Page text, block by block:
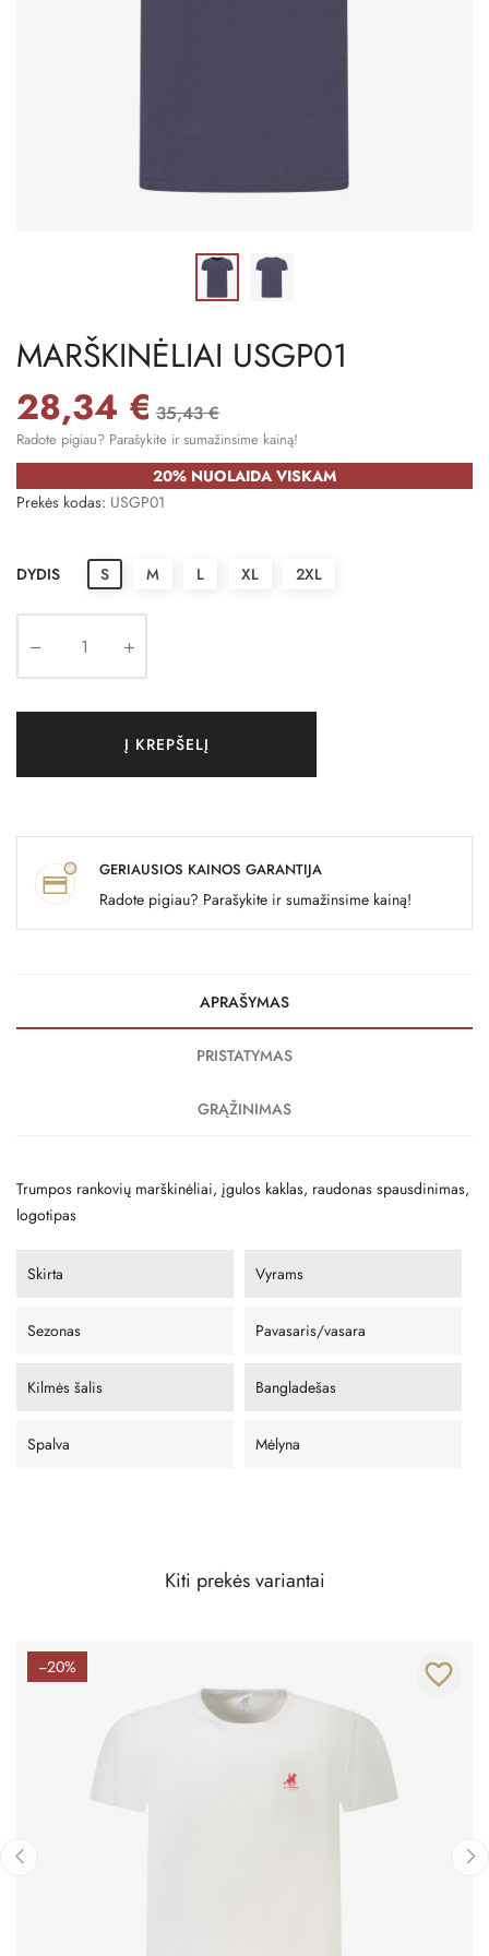
MARŠKINĖLIAI USGP01
28,34 € 35,43 €
Radote pigiau? Parašykite ir sumažinsime kainą!
20% NUOLAIDA VISKAM
Prekės kodas: USGP01
DYDIS S M L XL 2XL
Į KREPŠELĮ
GERIAUSIOS KAINOS GARANTIJA
Radote pigiau? Parašykite ir sumažinsime kainą!
APRAŠYMAS
PRISTATYMAS
GRĄŽINIMAS
Trumpos rankovių marškinėliai, įgulos kaklas, raudonas spausdinimas,
logotipas
Skirta Vyrams
Sezonas Pavasaris/vasara
Kilmės šalis Bangladešas
Spalva Mėlyna
Kiti prekės variantai
−20% favorite_border